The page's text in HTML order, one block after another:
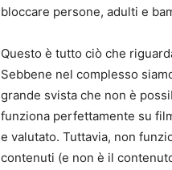
bloccare persone, adulti e
Questo è tutto ciò che
Sebbene nel complesso
grande svista che non è
funziona perfettamente su
e valutato. Tuttavia, non
contenuti (e non è il